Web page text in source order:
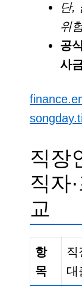
단,
위
공
사
직장
직자
교
항
목
직
대